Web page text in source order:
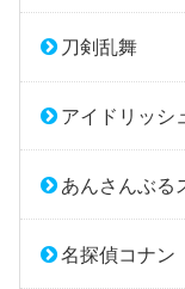
刀剣乱舞
アイドリッシ
あんさんぶる
名探偵コナン